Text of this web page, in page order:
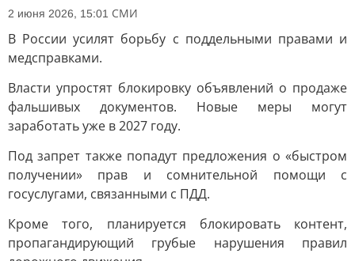
2 июня 2026, 15:01 СМИ
В России усилят борьбу с поддельными правами и
медсправками.
Власти упростят блокировку объявлений о продаже
фальшивых документов. Новые меры могут
заработать уже в 2027 году.
Под запрет также попадут предложения о «быстром
получении» прав и сомнительной помощи с
госуслугами, связанными с ПДД.
Кроме того, планируется блокировать контент,
пропагандирующий грубые нарушения правил